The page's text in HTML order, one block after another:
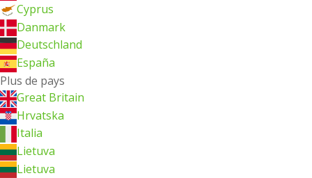
Cyprus
Danmark
Deutschland
España
Plus de pays
Great Britain
Hrvatska
Italia
Lietuva
Lietuva